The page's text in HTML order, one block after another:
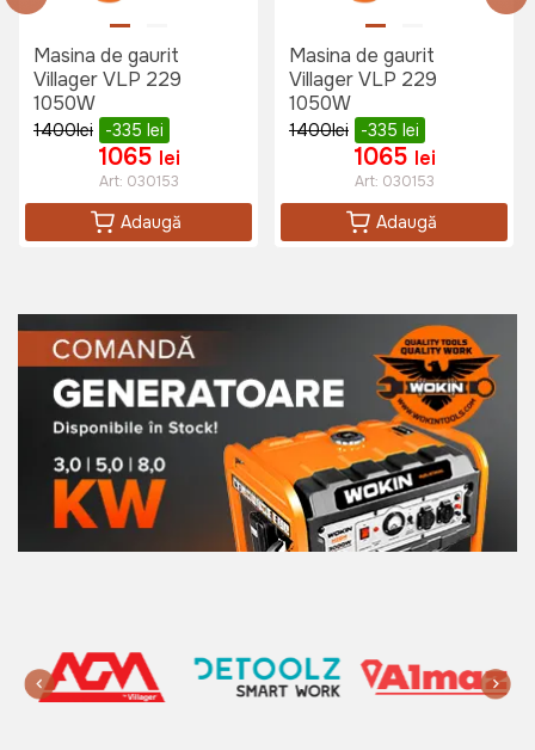
Masina de gaurit
Villager VLP 229
1050W
1400lei -335 lei
1065 lei
Art: 030153
Adaugă
Masina de gaurit
Villager VLP 229
1050W
1400lei -335 lei
1065 lei
Art: 030153
Adaugă